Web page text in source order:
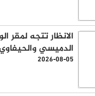
الانظار تتجه لمقر
الدميسي
2026-08-05